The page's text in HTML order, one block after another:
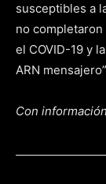
susceptibles a
no
el COVID-19 y
ARN
Con